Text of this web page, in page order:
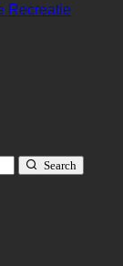
Recreatie
Search